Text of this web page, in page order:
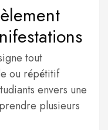
tout
ou répétitif
envers une
plusieurs